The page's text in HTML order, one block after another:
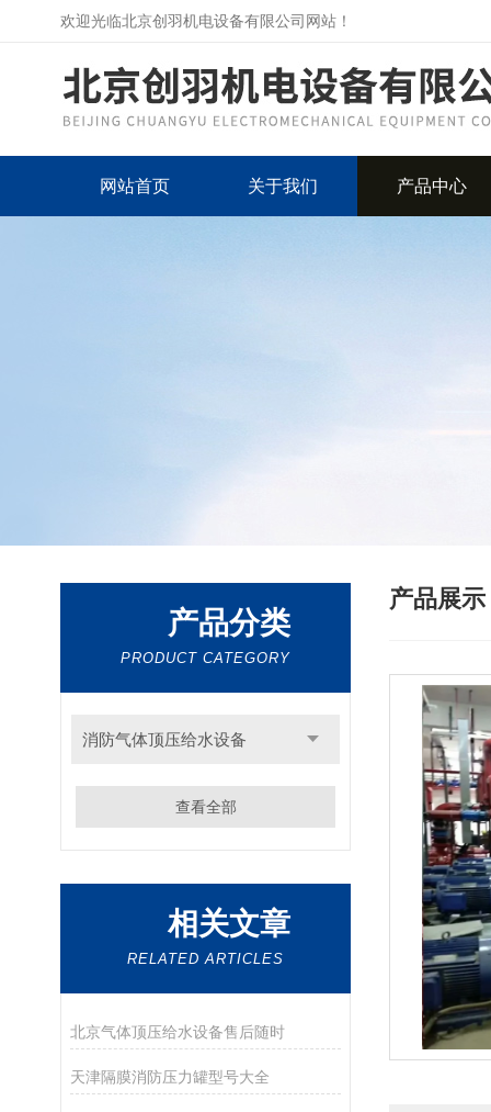
欢迎光临北京创羽机电设备有限公司网站！
网站首页 关于我们 产品中心
产品分类
PRODUCT CATEGORY
消防气体顶压给水设备
查看全部
相关文章
RELATED ARTICLES
北京气体顶压给水设备售后随时
天津隔膜消防压力罐型号大全
产品展示